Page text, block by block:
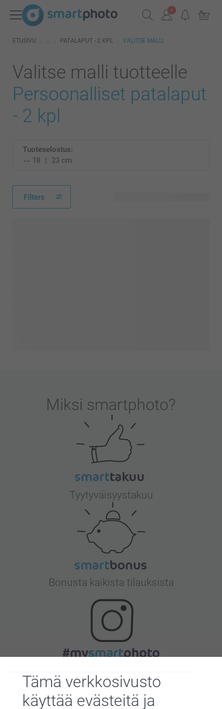
Tämä verkkosivusto
käyttää evästeitä ja
ETUSIVU PATALAPUT - 2 KPL VALITSE MALLI
Valitse malli tuotteelle
Persoonalliset patalaput
- 2 kpl
Tuoteselostus:
18
23 cm
Filters
Miksi smartphoto?
Tyytyväisyystakuu
Bonusta kaikista tilauksista